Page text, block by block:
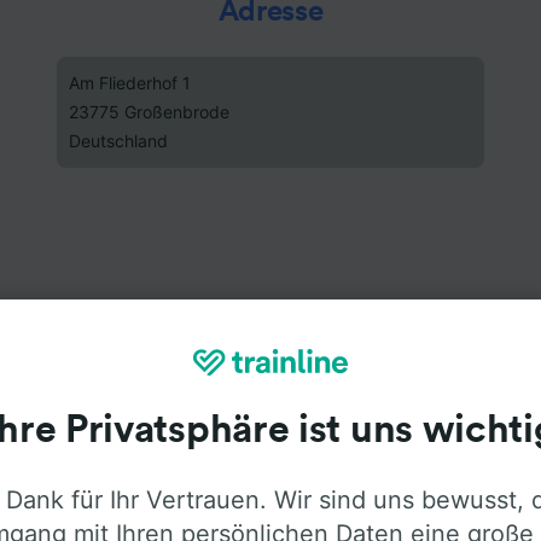
Adresse
Am Fliederhof 1
23775 Großenbrode
Deutschland
Ihre Privatsphäre ist uns
für Ihr Vertrauen. Wir sind uns bewusst,
mit Ihren persönlichen Daten eine große